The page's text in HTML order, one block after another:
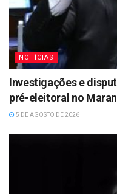
NOTÍCIAS
Investigações e
pré-eleitoral no
5 DE AGOSTO DE 2026